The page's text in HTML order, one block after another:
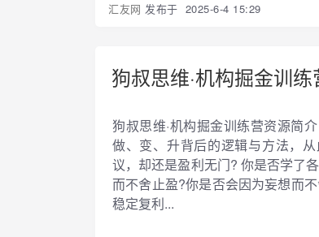
汇友网 发布于 2025-6-4 15:29
狗叔思维·机构掘金训练
狗叔思维·机构掘金训练营资源简
做、变、升背后的逻辑与方法，
议，却还是盈利无门? 你是否学了
而不舍止盈?你是否会因为妄想而
稳定复利...